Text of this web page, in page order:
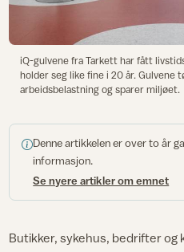
iQ-gulvene fra Tarkett har fått
holder seg like fine i 20 år. Gulvene
arbeidsbelastning og sparer miljøet.
Denne artikkelen er over to år
informasjon.
Se nyere artikler om emnet
Butikker, sykehus, bedrifter og